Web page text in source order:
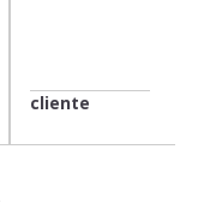
cliente